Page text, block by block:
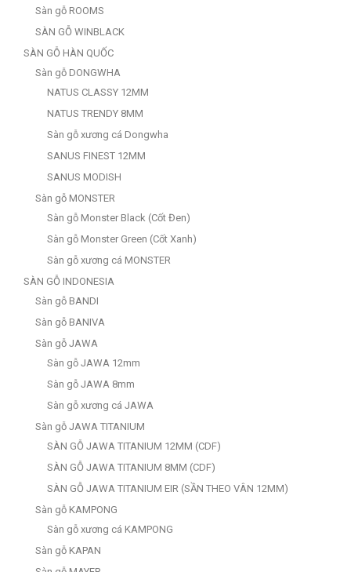
Sàn gỗ ROOMS
SÀN GỖ WINBLACK
SÀN GỖ HÀN QUỐC
Sàn gỗ DONGWHA
NATUS CLASSY 12MM
NATUS TRENDY 8MM
Sàn gỗ xương cá Dongwha
SANUS FINEST 12MM
SANUS MODISH
Sàn gỗ MONSTER
Sàn gỗ Monster Black (Cốt Đen)
Sàn gỗ Monster Green (Cốt Xanh)
Sàn gỗ xương cá MONSTER
SÀN GỖ INDONESIA
Sàn gỗ BANDI
Sàn gỗ BANIVA
Sàn gỗ JAWA
Sàn gỗ JAWA 12mm
Sàn gỗ JAWA 8mm
Sàn gỗ xương cá JAWA
Sàn gỗ JAWA TITANIUM
SÀN GỖ JAWA TITANIUM 12MM (CDF)
SÀN GỖ JAWA TITANIUM 8MM (CDF)
SÀN GỖ JAWA TITANIUM EIR (SẦN THEO VÂN 12MM)
Sàn gỗ KAMPONG
Sàn gỗ xương cá KAMPONG
Sàn gỗ KAPAN